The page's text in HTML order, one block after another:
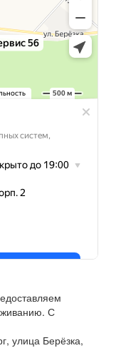
С
улица Берёзка,